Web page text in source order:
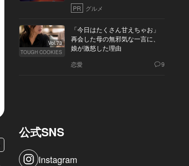
10軒
PR グルメ
Vol.73
TOUGH COOKIES
「今日はたくさん甘えちゃお」
再会した母の無邪気な一言に、
娘が激怒した理由
恋愛 9
公式SNS
Instagram